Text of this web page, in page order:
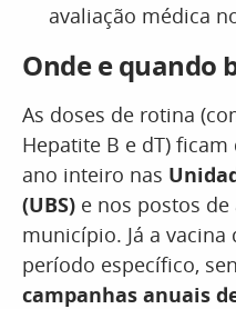
avaliação médica
Onde e quando
As doses de rotina
Hepatite B e dT)
ano inteiro nas
(UBS) e nos postos
município. Já a
período específico,
campanhas anuais